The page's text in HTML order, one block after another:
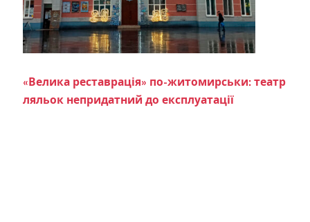
«Велика реставрація» по-житомирськи: театр
ляльок непридатний до експлуатації